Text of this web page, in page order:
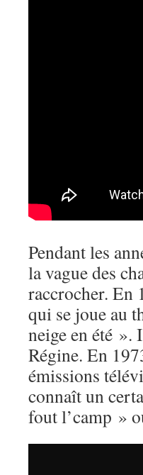
Pendant les
la vague des
raccrocher. En
qui se joue au
neige en été
Régine. En
émissions
connaît un
fout l’camp »